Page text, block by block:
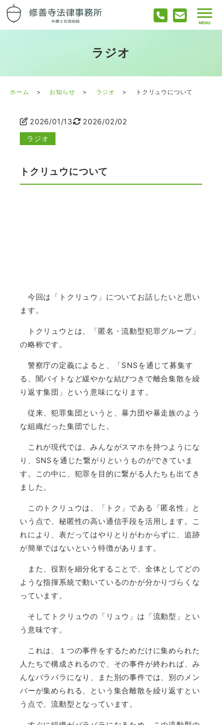
ラジオ
ホーム お知らせ ラジオ トクリュウについて
2026/01/13 2026/02/02
ラジオ
トクリュウについて
今回は「トクリュウ」についてお話したいと思い
ます。
トクリュウとは、「匿名・流動型犯罪グループ」
の略称です。
警察庁の定義によると、「SNSを通じて募集す
る、闇バイトなど緩やかな結びつきで離合集散を繰
り返す集団」という意味になります。
従来、犯罪集団というと、暴力団や暴走族のよう
な組織だった集団でした。
これが現代では、みんながスマホを持つようにな
り、SNSを通じた繋がりというものができていま
す。この中に、犯罪を目的に繋がる人たちも出てき
ました。
このトクリュウは、「トク」である「匿名性」と
いう点で、秘匿性の高い通信手段を活用します。こ
れにより、表だってはやりとりがわからずに、追跡
が簡単ではないという特徴があります。
また、役割を細分化することで、全体としてどの
ような指揮系統で動いているのかが分かりづらくな
っています。
そしてトクリュウの「リュウ」は「流動型」とい
う意味です。
これは、１つの事件をするためだけに集められた
人たちで構成されるので、その事件が終われば、み
んなバラバラになり、また別の事件では、別のメン
バーが集められる、という集合離散を繰り返すとい
う点で、流動型となっています。